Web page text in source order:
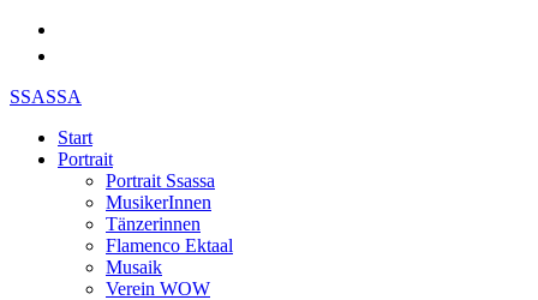
SSASSA
Start
Portrait
Portrait Ssassa
MusikerInnen
Tänzerinnen
Flamenco Ektaal
Musaik
Verein WOW